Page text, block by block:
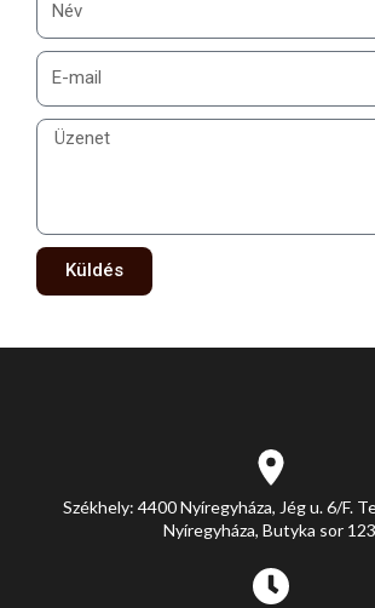
Küldés
Székhely: 4400 Nyíregyháza, Jég u. 6/F.
Nyíregyháza, Butyka sor